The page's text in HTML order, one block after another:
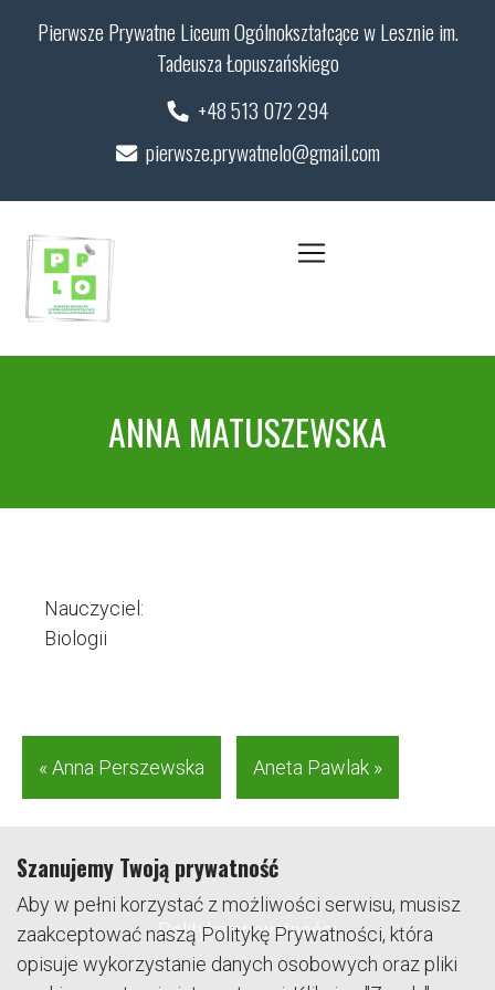
Pierwsze Prywatne Liceum Ogólnokształcące w Lesznie im.
Tadeusza Łopuszańskiego
+48 513 072 294
pierwsze.prywatnelo@gmail.com
ANNA MATUSZEWSKA
Nauczyciel:
Biologii
« Anna Perszewska Aneta Pawlak »
Polityka prywatności
Szanujemy Twoją prywatność
Aby w pełni korzystać z możliwości serwisu, musisz
zaakceptować naszą Politykę Prywatności, która
opisuje wykorzystanie danych osobowych oraz pliki